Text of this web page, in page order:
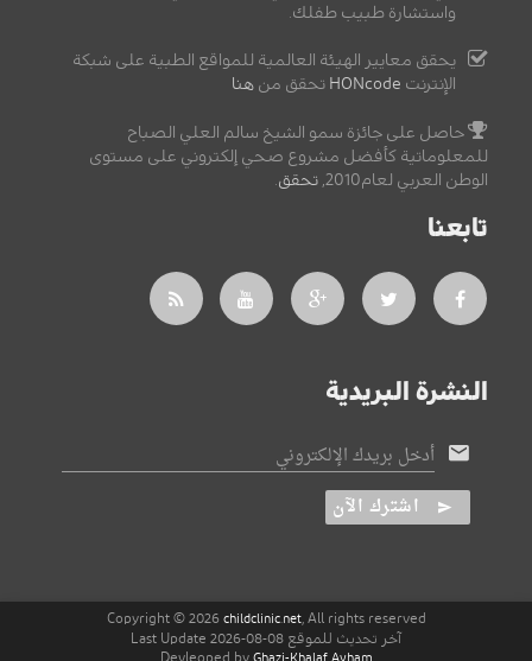
واستشارة طبيب طفلك.
يحقق معايير الهيئة العالمية للمواقع الطبية على شبكة
الإنترنت HONcode تحقق من هنا
حاصل على جائزة سمو الشيخ سالم العلي الصباح
للمعلوماتية كأفضل مشروع صحي إلكتروني على مستوى
الوطن العربي لعام2010,
تحقق.
تابعنا
النشرة البريدية
أدخل بريدك الإلكتروني
اشترك الآن
Copyright © 2026 childclinic.net, All rights reserved
آخر تحديث للموقع 08-08-2026 Last Update
Devleoped by Ghazi-Khalaf Ayham